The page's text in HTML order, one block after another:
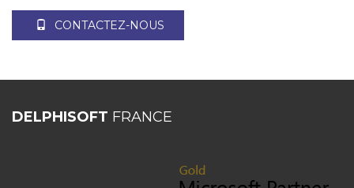
CONTACTEZ-NOUS
DELPHISOFT FRANCE